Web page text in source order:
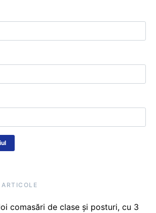
comasări de clase și posturi, cu 3